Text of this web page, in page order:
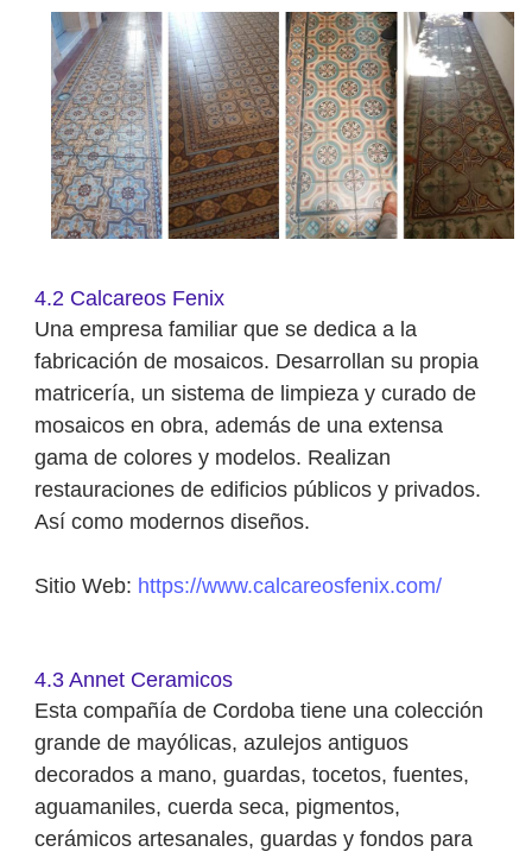
4.2 Calcareos Fenix
Una empresa familiar que se dedica a la
fabricación de mosaicos. Desarrollan su propia
matricería, un sistema de limpieza y curado de
mosaicos en obra, además de una extensa
gama de colores y modelos. Realizan
restauraciones de edificios públicos y privados.
Así como modernos diseños.
Sitio Web: https://www.calcareosfenix.com/
4.3 Annet Ceramicos
Esta compañía de Cordoba tiene una colección
grande de mayólicas, azulejos antiguos
decorados a mano, guardas, tocetos, fuentes,
aguamaniles, cuerda seca, pigmentos,
cerámicos artesanales, guardas y fondos para